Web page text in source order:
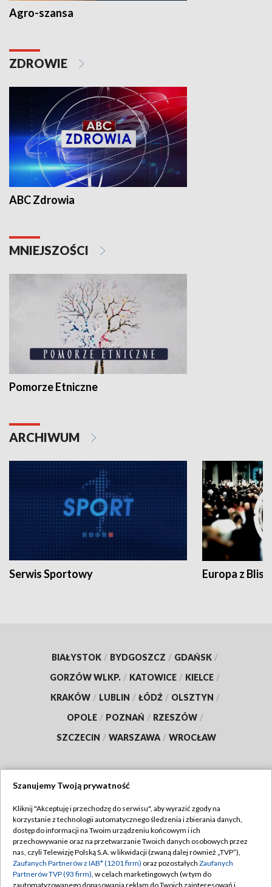
Agro-szansa
ZDROWIE
ABC Zdrowia
MNIEJSZOŚCI
Pomorze Etniczne
ARCHIWUM
Serwis Sportowy Europa z
BIAŁYSTOK / BYDGOSZCZ / GDAŃSK /
GORZÓW WLKP. / KATOWICE / KIELCE /
KRAKÓW / LUBLIN / ŁÓDŹ / OLSZTYN /
OPOLE / POZNAŃ / RZESZÓW /
SZCZECIN / WARSZAWA / WROCŁAW
TVP
Abonament TVP
Emisja w TVP
Centrum informacji TVP
Regulamin TVP
Polityka prywatności
Moje zgody
Szanujemy Twoją prywatność
Kliknij "Akceptuję i przechodzę do serwisu", aby wyrazić zgody na
korzystanie z technologii automatycznego śledzenia i zbierania danych,
dostęp do informacji na Twoim urządzeniu końcowym i ich
przechowywanie oraz na przetwarzanie Twoich danych osobowych przez
nas, czyli Telewizję Polską S.A. w likwidacji (zwaną dalej również „TVP”),
Zaufanych Partnerów z IAB* (1201 firm) oraz pozostałych Zaufanych
Partnerów TVP (93 firm), w celach marketingowych (w tym do
zautomatyzowanego dopasowania reklam do Twoich zainteresowań i